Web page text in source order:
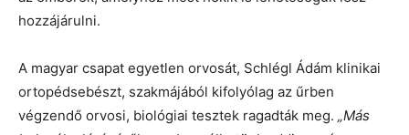
hozzájárulni.
A magyar csapat egyetlen orvosát, Schlégl Ádám klinikai
ortopédsebészt, szakmájából kifolyólag az űrben
végzendő orvosi, biológiai tesztek ragadták meg. „Más